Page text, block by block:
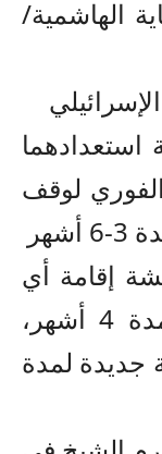
الهاشمية/
استعدادهما
لوقف
إقامة أي
وحدات استيطانية جديدة لمدة 4 أشهر،
جديدة لمدة